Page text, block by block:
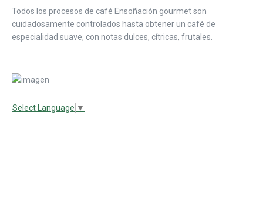
Todos los procesos de café Ensoñación gourmet son
cuidadosamente controlados hasta obtener un café de
especialidad suave, con notas dulces, cítricas, frutales.
Select Language ▼